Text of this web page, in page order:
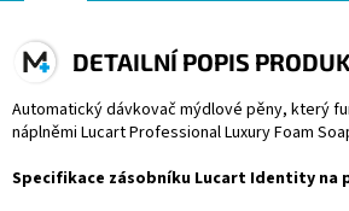
DETAILNÍ POPIS
Automatický dávkovač mýdlové pěny, který
náplněmi Lucart Professional Luxury Foam
Specifikace zásobníku Lucart Identity na